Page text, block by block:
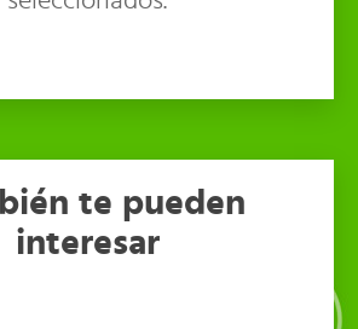
te pueden
interesar